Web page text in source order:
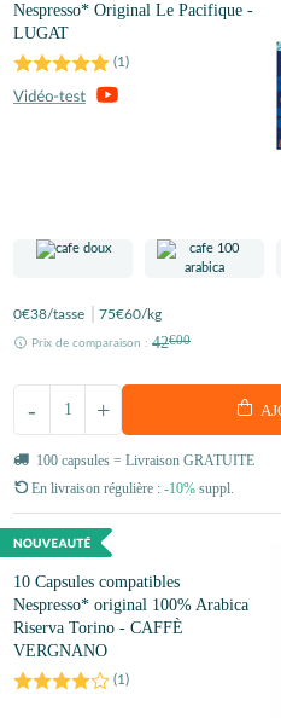
Nespresso* Original Le Pacifique -
LUGAT
(1)
0€38/tasse 75€60/kg
Prix de comparaison : 42€00
+
-
100 capsules = Livraison GRATUITE
En livraison régulière : -10% suppl.
10 Capsules compatibles
Nespresso* original 100% Arabica
Riserva Torino - CAFFÈ
VERGNANO
(1)